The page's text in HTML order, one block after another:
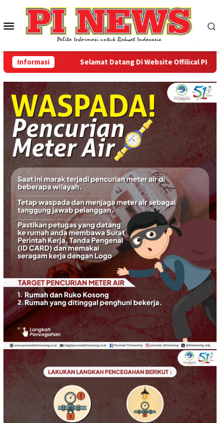
konten
Menu
Mobile
Informasi Selamat Datang Di Website Offilical PI-News